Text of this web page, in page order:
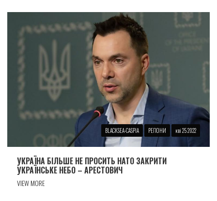
BLACKSEA-CASPIA РЕГІОНИ кві 25 2022
УКРАЇНА БІЛЬШЕ НЕ ПРОСИТЬ НАТО ЗАКРИТИ
УКРАЇНСЬКЕ НЕБО – АРЕСТОВИЧ
VIEW MORE